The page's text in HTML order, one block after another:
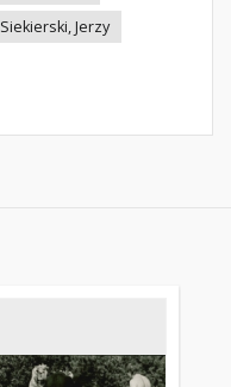
Siekierski, Jerzy